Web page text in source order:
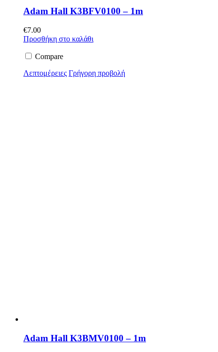
Adam Hall K3BFV0100 – 1m
€7.00
Προσθήκη στο καλάθι
Compare
Λεπτομέρειες Γρήγορη προβολή
Adam Hall K3BMV0100 – 1m